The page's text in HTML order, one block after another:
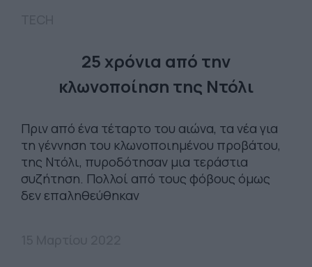
25 χρόνια από την
κλωνοποίηση της Ντόλι
Πριν από ένα τέταρτο του αιώνα, τα νέα για
τη γέννηση του κλωνοποιημένου προβάτου,
της Ντόλι, πυροδότησαν μια τεράστια
συζήτηση. Πολλοί από τους φόβους όμως
δεν επαληθεύθηκαν